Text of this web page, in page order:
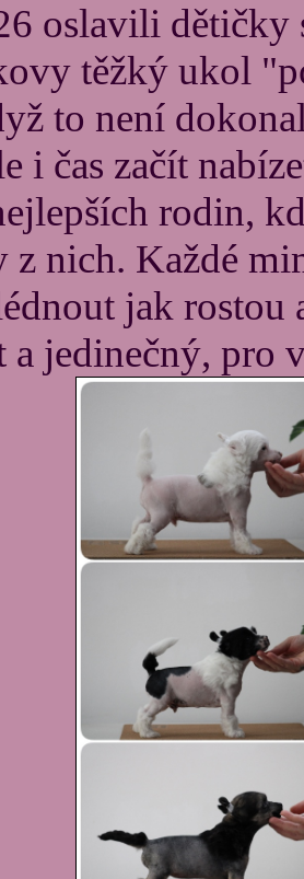
oslavili
těžký ukol
to není
i čas začít
rodin,
z nich. Každé
jak rostou
a jedinečný, pro